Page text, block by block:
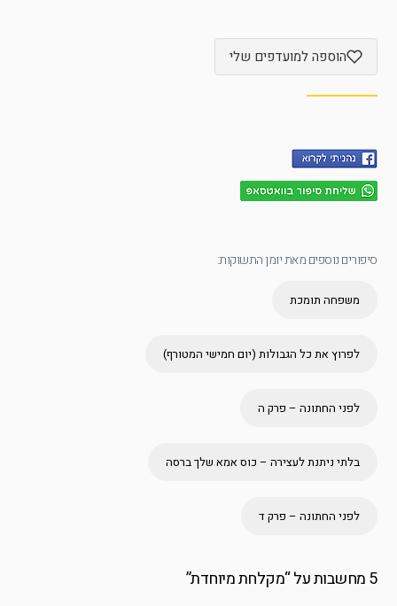
הוספה למועדפים שלי
סיפורים נוספים מאת יומן התשוקות:
משפחה תומכת
לפרוץ את כל הגבולות (יום חמישי המטורף)
לפני החתונה – פרק ה
בלתי ניתנת לעצירה – כוס אמא שלך ברסה
לפני החתונה – פרק ד
5 מחשבות על “ מקלחת מיוחדת”